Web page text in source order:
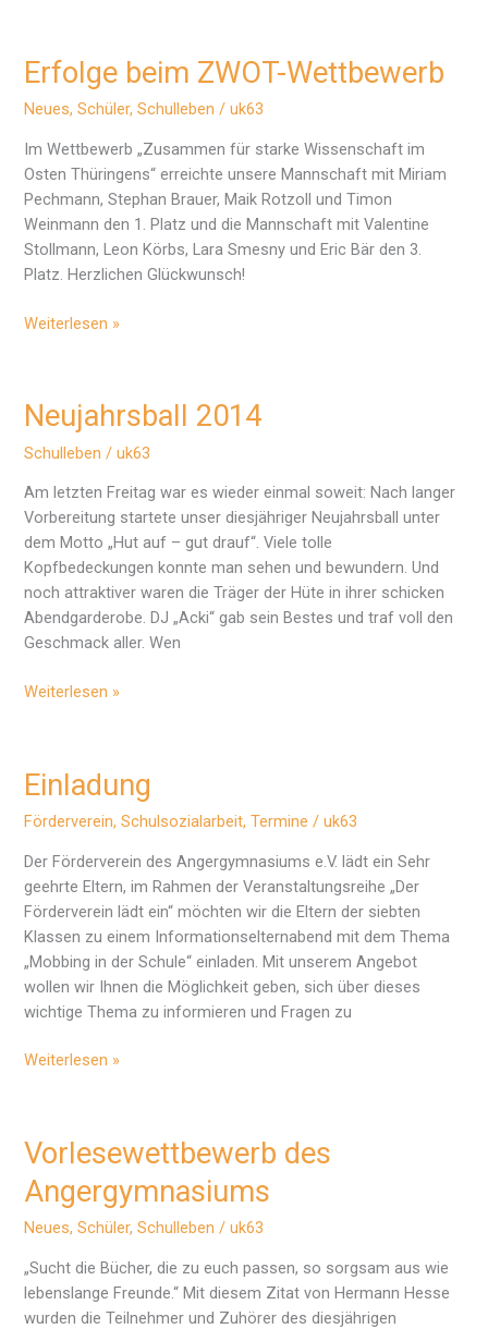
Erfolge beim ZWOT-Wettbewerb
Neues,Schüler,Schulleben /uk63
Im Wettbewerb „Zusammen für starke Wissenschaft im
Osten Thüringens“ erreichte unsere Mannschaft mit Miriam
Pechmann, Stephan Brauer, Maik Rotzoll und Timon
Weinmann den 1. Platz und die Mannschaft mit Valentine
Stollmann, Leon Körbs, Lara Smesny und Eric Bär den 3.
Platz. Herzlichen Glückwunsch!
Erfolge
Weiterlesen »
Neujahrsball 2014
Schulleben /uk63
Am letzten Freitag war es wieder einmal soweit: Nach langer
Vorbereitung startete unser diesjähriger Neujahrsball unter
dem Motto „Hut auf – gut drauf“. Viele tolle
Kopfbedeckungen konnte man sehen und bewundern. Und
noch attraktiver waren die Träger der Hüte in ihrer schicken
Abendgarderobe. DJ „Acki“ gab sein Bestes und traf voll den
Geschmack aller. Wen
Neujahrsball
Weiterlesen »
Einladung
Förderverein,Schulsozialarbeit,Termine /uk63
Der Förderverein des Angergymnasiums e.V. lädt ein Sehr
geehrte Eltern, im Rahmen der Veranstaltungsreihe „Der
Förderverein lädt ein“ möchten wir die Eltern der siebten
Klassen zu einem Informationselternabend mit dem Thema
„Mobbing in der Schule“ einladen. Mit unserem Angebot
wollen wir Ihnen die Möglichkeit geben, sich über dieses
wichtige Thema zu informieren und Fragen zu
Einladung
Weiterlesen »
Vorlesewettbewerb des
Angergymnasiums
Neues,Schüler,Schulleben /uk63
„Sucht die Bücher, die zu euch passen, so sorgsam aus wie
lebenslange Freunde.“ Mit diesem Zitat von Hermann Hesse
wurden die Teilnehmer und Zuhörer des diesjährigen